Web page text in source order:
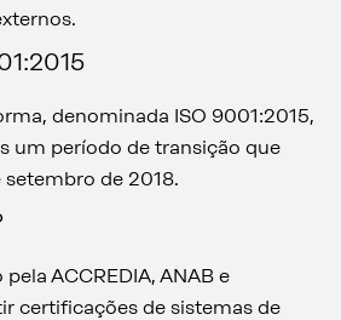
denominada ISO 9001:2015,
um período de transição que
de 2018.
ACCREDIA, ANAB e
certificações de sistemas de